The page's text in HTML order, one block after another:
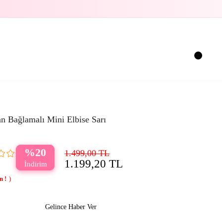
Bağlamalı Mini Elbise Sarı
20 1.499,00 TL
1.199,20 TL
Gelince Haber Ver